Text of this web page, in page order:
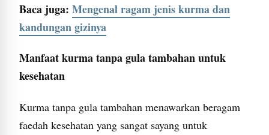
Baca juga: Mengenal ragam jenis kurma dan
kandungan gizinya
Manfaat kurma tanpa gula tambahan untuk
kesehatan
Kurma tanpa gula tambahan menawarkan beragam
faedah kesehatan yang sangat sayang untuk